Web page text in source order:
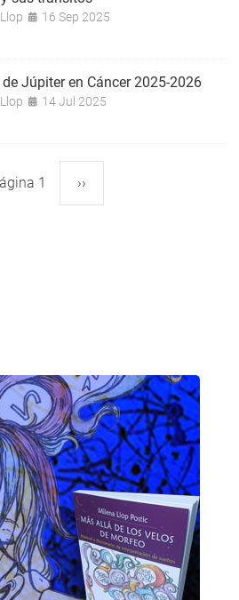
16 Sep 2025
Júpiter en Cáncer 2025-2026
14 Jul 2025
1 Siguiente
››